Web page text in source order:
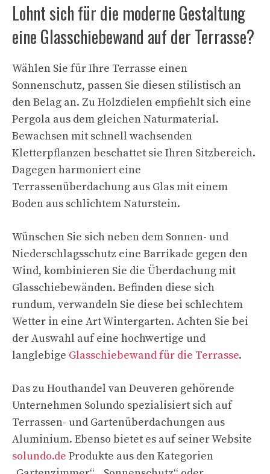
Lohnt sich für die moderne Gestaltung
eine Glasschiebewand auf der Terrasse?
Wählen Sie für Ihre Terrasse einen
Sonnenschutz, passen Sie diesen stilistisch an
den Belag an. Zu Holzdielen empfiehlt sich eine
Pergola aus dem gleichen Naturmaterial.
Bewachsen mit schnell wachsenden
Kletterpflanzen beschattet sie Ihren Sitzbereich.
Dagegen harmoniert eine
Terrassenüberdachung aus Glas mit einem
Boden aus schlichtem Naturstein.
Wünschen Sie sich neben dem Sonnen- und
Niederschlagsschutz eine Barrikade gegen den
Wind, kombinieren Sie die Überdachung mit
Glasschiebewänden. Befinden diese sich
rundum, verwandeln Sie diese bei schlechtem
Wetter in eine Art Wintergarten. Achten Sie bei
der Auswahl auf eine hochwertige und
langlebige Glasschiebewand für die Terrasse.
Das zu Houthandel van Deuveren gehörende
Unternehmen Solundo spezialisiert sich auf
Terrassen- und Gartenüberdachungen aus
Aluminium. Ebenso bietet es auf seiner Website
solundo.de Produkte aus den Kategorien